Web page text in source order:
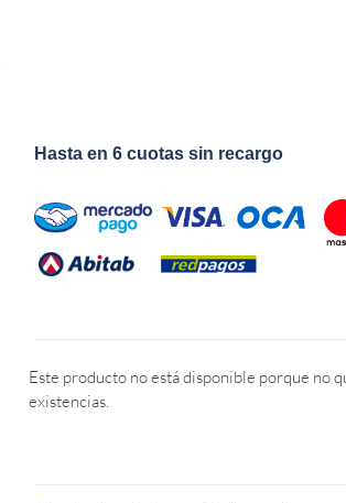
Hasta en 6 cuotas sin recargo
Este producto no está disponible porque no
existencias.